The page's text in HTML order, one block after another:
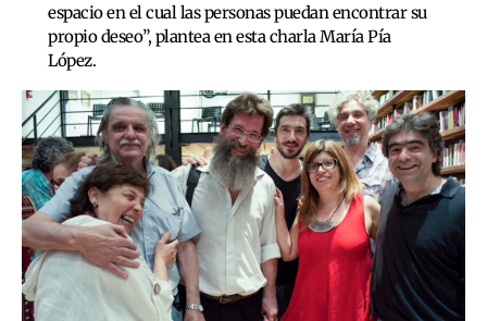
espacio en el cual las personas puedan encontrar su
propio deseo”, plantea en esta charla María Pía
López.